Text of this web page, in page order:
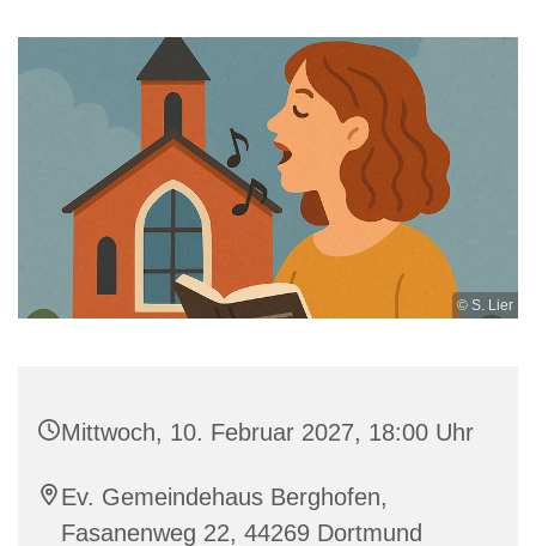
© S. Lier
Mittwoch, 10. Februar 2027, 18:00 Uhr
Ev. Gemeindehaus Berghofen,
Fasanenweg 22, 44269 Dortmund